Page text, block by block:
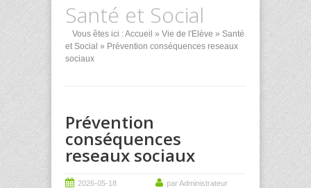
Santé et Social
Vous êtes ici :Accueil » Vie de l'Elève » Santé
et Social » Prévention conséquences reseaux
sociaux
Prévention
conséquences
reseaux sociaux
2026-05-18 par Administrateur